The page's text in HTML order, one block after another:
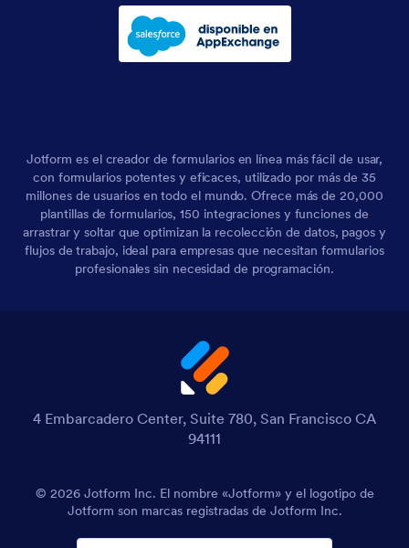
Jotform es el creador de formularios en línea más fácil de usar,
con formularios potentes y eficaces, utilizado por más de 35
millones de usuarios en todo el mundo. Ofrece más de 20,000
plantillas de formularios, 150 integraciones y funciones de
arrastrar y soltar que optimizan la recolección de datos, pagos y
flujos de trabajo, ideal para empresas que necesitan formularios
profesionales sin necesidad de programación.
4 Embarcadero Center, Suite 780, San Francisco CA
94111
© 2026 Jotform Inc. El nombre «Jotform» y el logotipo de
Jotform son marcas registradas de Jotform Inc.